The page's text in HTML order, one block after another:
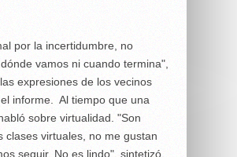
por la incertidumbre, no
vamos ni cuando termina",
expresiones de los vecinos
informe. Al tiempo que una
sobre virtualidad. "Son
clases virtuales, no me gustan
seguir. No es lindo", sintetizó.